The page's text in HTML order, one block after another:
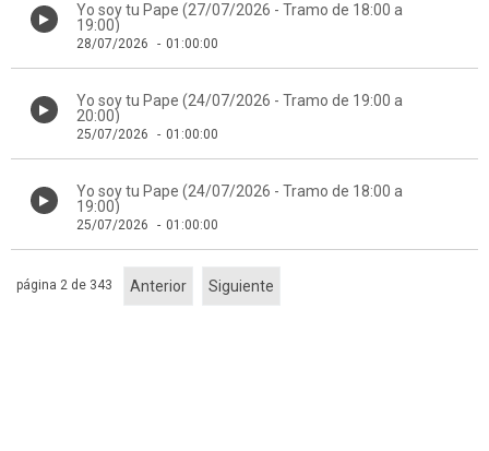
Yo soy tu Pape (27/07/2026 - Tramo de 18:00 a
19:00)
28/07/2026 - 01:00:00
Yo soy tu Pape (24/07/2026 - Tramo de 19:00 a
20:00)
25/07/2026 - 01:00:00
Yo soy tu Pape (24/07/2026 - Tramo de 18:00 a
19:00)
25/07/2026 - 01:00:00
Anterior Siguiente
página 2 de 343